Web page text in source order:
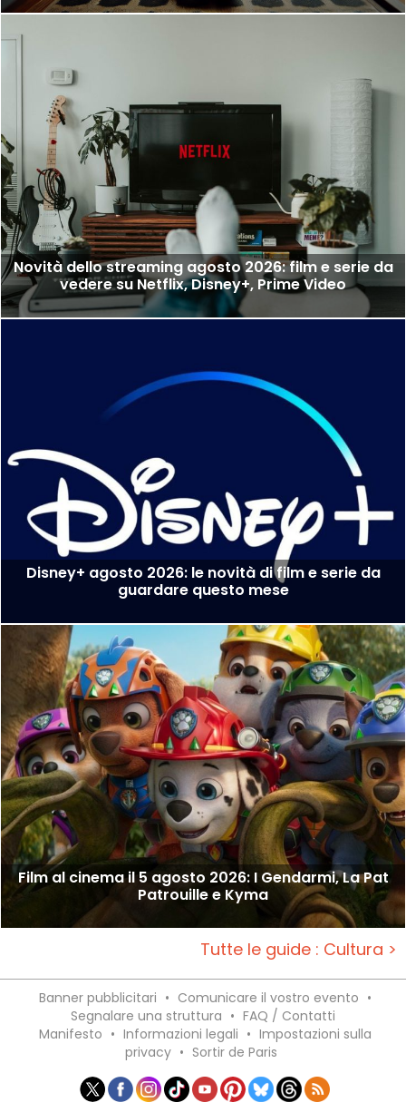
Novità dello streaming agosto 2026: film e serie da
vedere su Netflix, Disney+, Prime Video
Disney+ agosto 2026: le novità di film e serie da
guardare questo mese
Film al cinema il 5 agosto 2026: I Gendarmi, La Pat
Patrouille e Kyma
Tutte le guide : Cultura >
Banner pubblicitari • Comunicare il vostro evento •
Segnalare una struttura • FAQ / Contatti
Manifesto • Informazioni legali • Impostazioni sulla
privacy • Sortir de Paris